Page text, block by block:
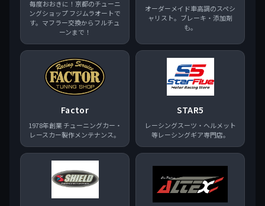
毎度おおきに！京都のチューニ
ングショップ フジムラオートで
す。マフラー交換からフルチュ
ーンまで！
オーダーメイド車高調のスペシ
ャリスト。ブレーキ・添加剤
も。
Factor
1978年創業 チューニングカー・
レースカー製作メンテナンス。
STAR5
レーシングスーツ・ヘルメット
等レーシングギア専門店。